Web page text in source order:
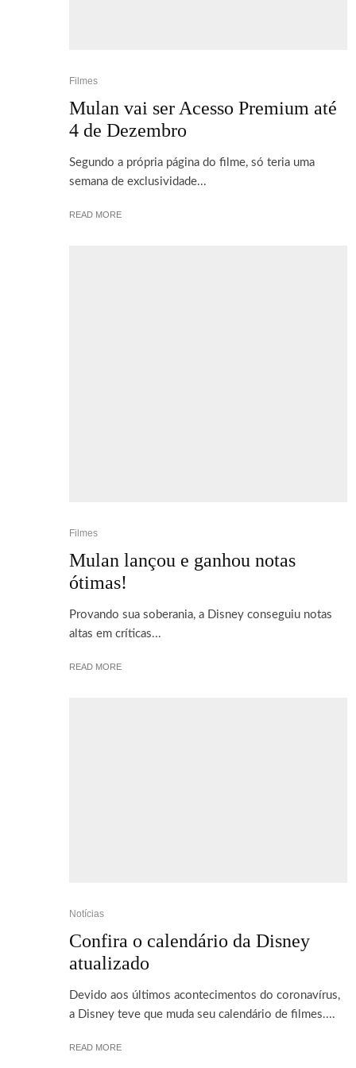
Filmes
Mulan vai ser Acesso Premium até
4 de Dezembro
Segundo a própria página do filme, só teria uma
semana de exclusividade...
READ MORE
Filmes
Mulan lançou e ganhou notas
ótimas!
Provando sua soberania, a Disney conseguiu notas
altas em críticas...
READ MORE
Notícias
Confira o calendário da Disney
atualizado
Devido aos últimos acontecimentos do coronavírus,
a Disney teve que muda seu calendário de filmes....
READ MORE